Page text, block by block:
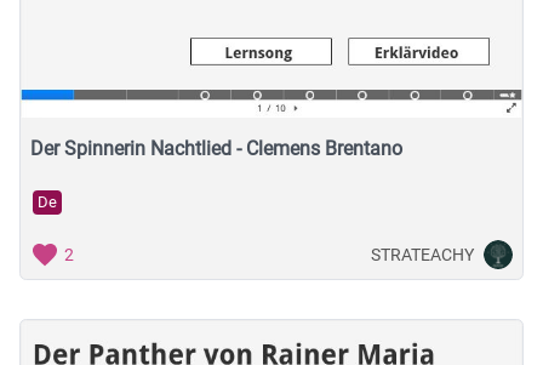
Der Spinnerin Nachtlied - Clemens Brentano
De
2 STRATEACHY